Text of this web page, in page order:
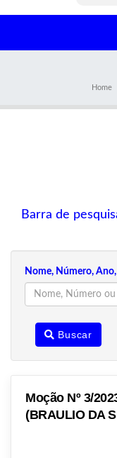
Home
Barra de
Nome, Número,
Buscar
Moção Nº 3/
(BRAULIO DA